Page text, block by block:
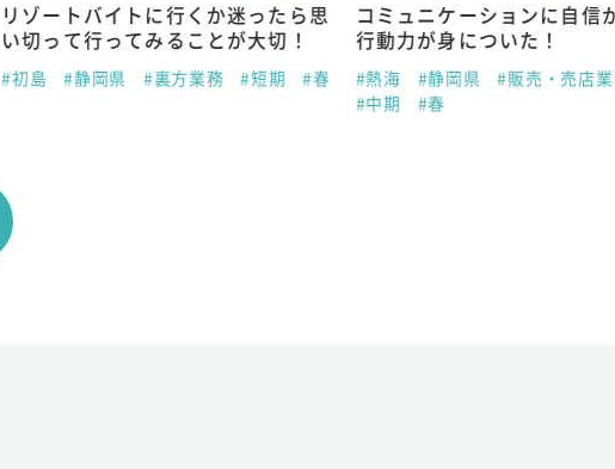
リゾートバイトに行くか迷ったら思
い切って行ってみることが大切！
#初島 #静岡県 #裏方業務 #短期 #春
コミュニケーションに自信
行動力が身についた！
#熱海 #静岡県
#販売・売店
#中期
#春